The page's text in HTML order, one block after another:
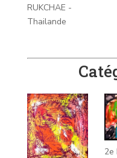
RUKCHAE -
Thailande
2e